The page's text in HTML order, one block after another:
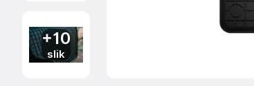
+10
slik